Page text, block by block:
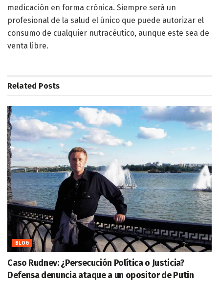
medicación en forma crónica. Siempre será un
profesional de la salud el único que puede autorizar el
consumo de cualquier nutracéutico, aunque este sea de
venta libre.
Related Posts
BLOG
Caso Rudnev: ¿Persecución Política o Justicia?
Defensa denuncia ataque a un opositor de Putin